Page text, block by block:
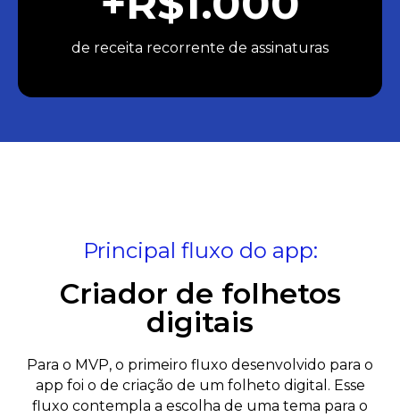
de receita recorrente de assinaturas
Principal fluxo do app:
Criador de folhetos
digitais
Para o MVP, o primeiro fluxo desenvolvido para o
app foi o de criação de um folheto digital. Esse
fluxo contempla a escolha de uma tema para o